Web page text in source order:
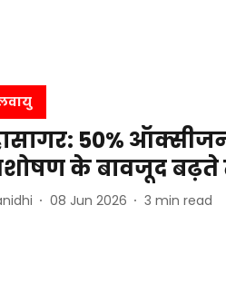
50%
के बावजूद बढ़ते
08 Jun 2026 3 min read